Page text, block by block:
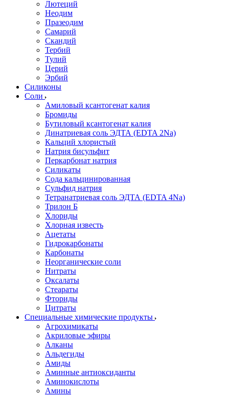
Лютеций
Неодим
Празеодим
Самарий
Скандий
Тербий
Тулий
Церий
Эрбий
Силиконы
Соли
Амиловый ксантогенат калия
Бромиды
Бутиловый ксантогенат калия
Динатриевая соль ЭДТА (EDTA 2Na)
Кальций хлористый
Натрия бисульфит
Перкарбонат натрия
Силикаты
Сода кальцинированная
Сульфид натрия
Тетранатриевая соль ЭДТА (EDTA 4Na)
Трилон Б
Хлориды
Хлорная известь
Ацетаты
Гидрокарбонаты
Карбонаты
Неорганические соли
Нитраты
Оксалаты
Стеараты
Фториды
Цитраты
Специальные химические продукты
Агрохимикаты
Акриловые эфиры
Алканы
Альдегиды
Амиды
Аминные антиоксиданты
Аминокислоты
Амины